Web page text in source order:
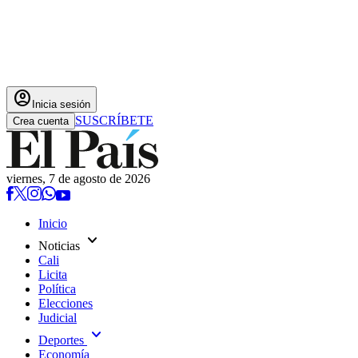
account_circle Inicia sesión
Crea cuenta SUSCRÍBETE
viernes, 7 de agosto de 2026
Inicio
Noticias expand_more
Cali
Licita
Política
Elecciones
Judicial
Deportes expand_more
Economía